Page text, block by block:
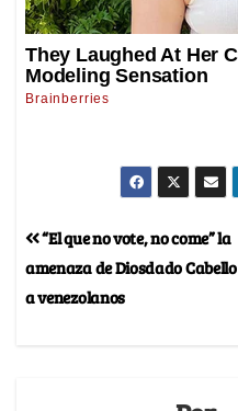
“El que no vote, no come” la
amenaza de Diosdado Cabello
a venezolanos